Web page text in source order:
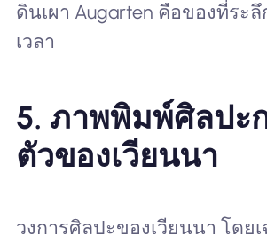
ดินเผา Augarten คือของที่ระ
เวลา
5. ภาพพิมพ์ศิลปะ
ตัวของเวียนนา
วงการศิลปะของเวียนนา โดย